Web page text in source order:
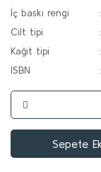
İç baskı rengi
Cilt tipi
Kağıt tipi
ISBN
Sepete